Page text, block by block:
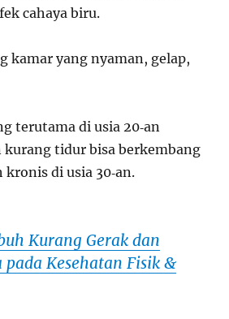
cahaya biru.
kamar yang nyaman, gelap,
terutama di usia 20‑an
kurang tidur bisa berkembang
di usia 30‑an.
Kurang Gerak dan
pada Kesehatan Fisik &